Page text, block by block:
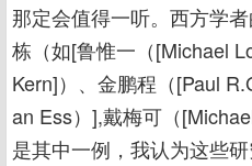
那定会值得一听。西方学
栋（如[鲁惟一（[Michael
Kern]）、金鹏程（[Paul
an Ess）],戴梅可（
是其中一例，我认为这些